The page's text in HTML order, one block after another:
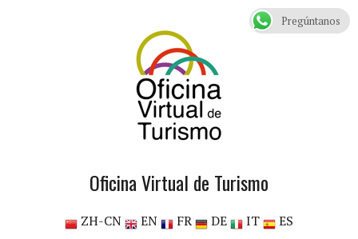
Oficina Virtual de Turismo
ZH-CN EN FR DE IT ES
Pregúntanos